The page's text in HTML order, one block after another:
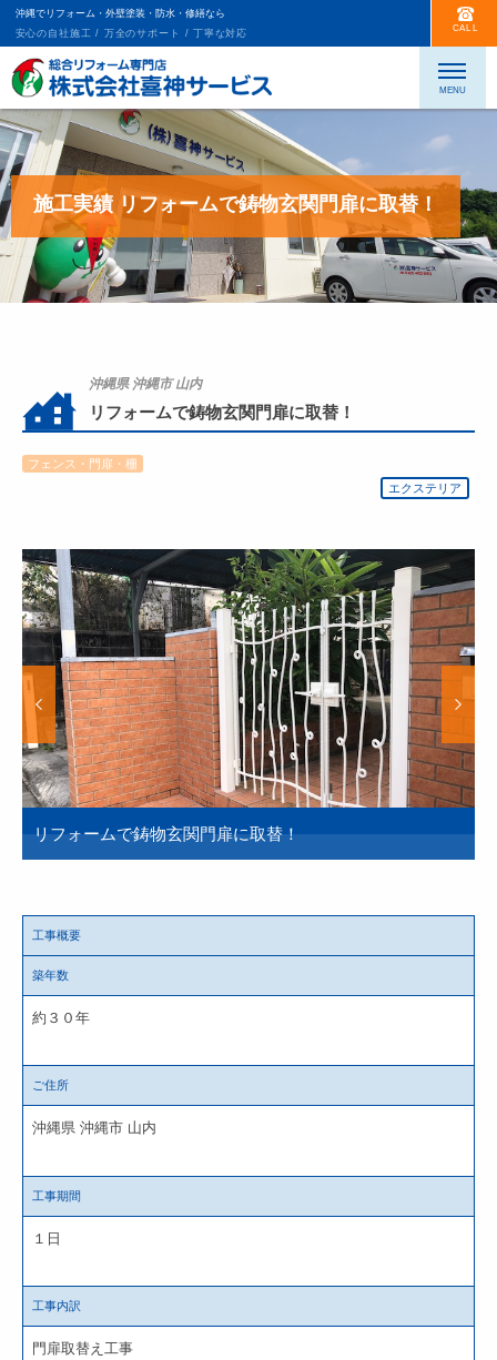
沖縄でリフォーム・外壁塗装・防水・修繕なら
安心の自社施工 / 万全のサポート / 丁寧な対応
CALL
施工実績 リフォームで鋳物玄関門扉に取替！
沖縄県 沖縄市 山内
リフォームで鋳物玄関門扉に取替！
フェンス・門扉・柵
エクステリア
リフォームで鋳物玄関門扉に取替！
工事概要
築年数
約３０年
ご住所
沖縄県 沖縄市 山内
工事期間
１日
工事内訳
門扉取替え工事